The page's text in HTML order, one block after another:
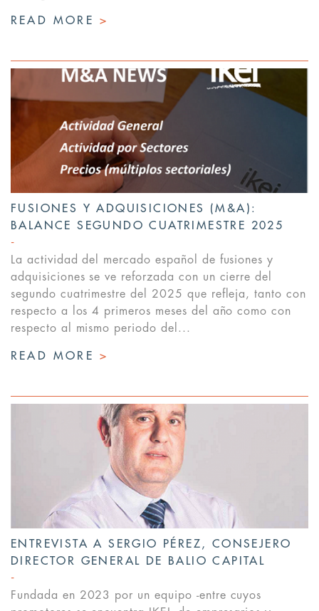
READ MORE >
FUSIONES Y ADQUISICIONES (M&A):
BALANCE SEGUNDO CUATRIMESTRE 2025
La actividad del mercado español de fusiones y
adquisiciones se ve reforzada con un cierre del
segundo cuatrimestre del 2025 que refleja, tanto con
respecto a los 4 primeros meses del año como con
respecto al mismo periodo del...
READ MORE >
ENTREVISTA A SERGIO PÉREZ, CONSEJERO
DIRECTOR GENERAL DE BALIO CAPITAL
Fundada en 2023 por un equipo -entre cuyos